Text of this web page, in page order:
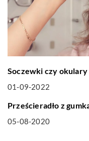
Soczewki czy okulary
01-09-2022
MIESZKANIE
Prześcieradło z
05-08-2020